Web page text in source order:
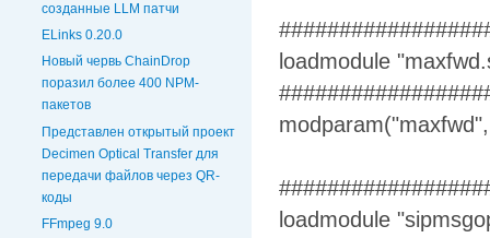
созданные LLM патчи
ELinks 0.20.0
Новый червь ChainDrop
поразил более 400 NPM-
пакетов
Представлен открытый проект
Decimen Optical Transfer для
передачи файлов через QR-
коды
FFmpeg 9.0
loadmodule
loadmodule